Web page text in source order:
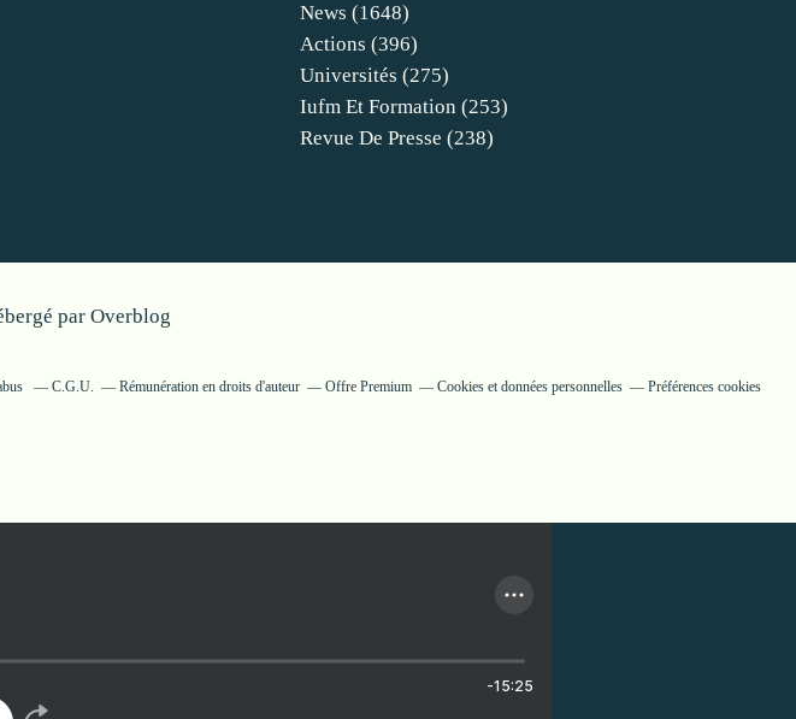
News (1648)
Actions (396)
Universités (275)
Iufm Et Formation (253)
Revue De Presse (238)
par Overblog
C.G.U. Rémunération en droits d'auteur Offre Premium Cookies et données personnelles Préférences cookies
-15:25